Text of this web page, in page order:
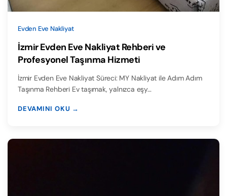
Evden Eve Nakliyat
İzmir Evden Eve Nakliyat Rehberi ve
Profesyonel Taşınma Hizmeti
İzmir Evden Eve Nakliyat Süreci: MY Nakliyat ile Adım Adım
Taşınma Rehberi Ev taşımak, yalnızca eşy…
DEVAMINI OKU →